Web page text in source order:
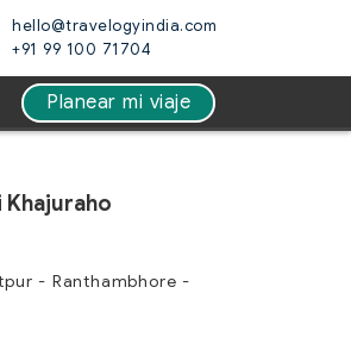
hello@travelogyindia.com
+91 99 100 71704
Planear mi viaje
Khajuraho
- Ranthambhore -